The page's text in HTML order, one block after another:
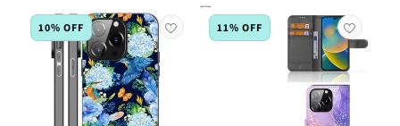
10% OFF 11% OFF